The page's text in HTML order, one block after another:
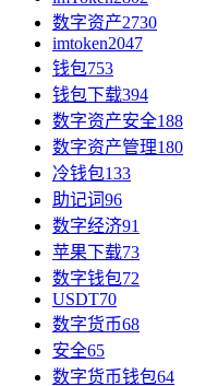
数字资产2730
imtoken2047
钱包753
钱包下载394
数字资产安全188
数字资产管理180
冷钱包133
助记词96
数字经济91
苹果下载73
数字钱包72
USDT70
数字货币68
安全65
数字货币钱包64